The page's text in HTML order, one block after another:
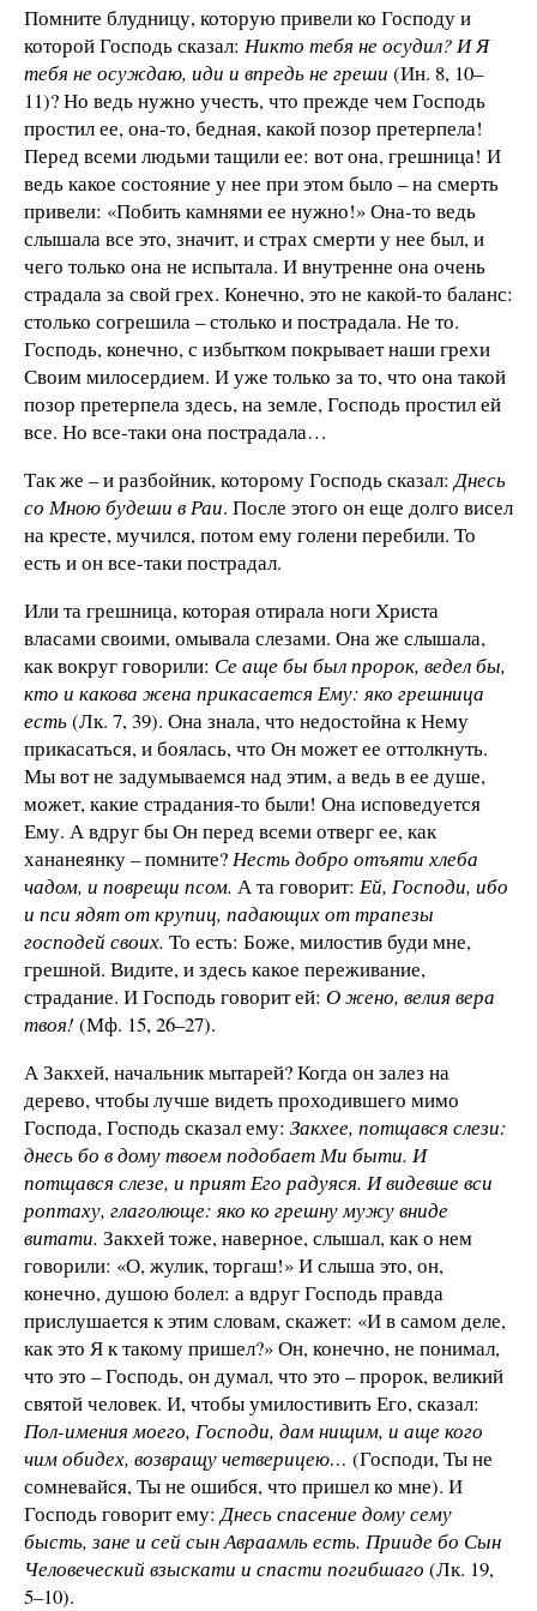
Помните блудницу, которую привели ко Господу и
которой Господь сказал: Никто тебя не осудил? И Я
тебя не осуждаю, иди и впредь не греши (Ин. 8, 10–
11)? Но ведь нужно учесть, что прежде чем Господь
простил ее, она-то, бедная, какой позор претерпела!
Перед всеми людьми тащили ее: вот она, грешница! И
ведь какое состояние у нее при этом было – на смерть
привели: «Побить камнями ее нужно!» Она-то ведь
слышала все это, значит, и страх смерти у нее был, и
чего только она не испытала. И внутренне она очень
страдала за свой грех. Конечно, это не какой-то баланс:
столько согрешила – столько и пострадала. Не то.
Господь, конечно, с избытком покрывает наши грехи
Своим милосердием. И уже только за то, что она такой
позор претерпела здесь, на земле, Господь простил ей
все. Но все-таки она пострадала…
Так же – и разбойник, которому Господь сказал:Днесь
со Мною будеши в Раи. После этого он еще долго висел
на кресте, мучился, потом ему голени перебили. То
есть и он все-таки пострадал.
Или та грешница, которая отирала ноги Христа
власами своими, омывала слезами. Она же слышала,
как вокруг говорили: Се аще бы был пророк, ведел бы,
кто и какова жена прикасается Ему: яко грешница
есть(Лк. 7, 39). Она знала, что недостойна к Нему
прикасаться, и боялась, что Он может ее оттолкнуть.
Мы вот не задумываемся над этим, а ведь в ее душе,
может, какие страдания-то были! Она исповедуется
Ему. А вдруг бы Он перед всеми отверг ее, как
хананеянку – помните?Несть добро отъяти хлеба
чадом, и поврещи псом. А та говорит: Ей, Господи, ибо
и пси ядят от крупиц, падающих от трапезы
господей своих. То есть: Боже, милостив буди мне,
грешной. Видите, и здесь какое переживание,
страдание. И Господь говорит ей: О жено, велия вера
твоя! (Мф. 15, 26–27).
А Закхей, начальник мытарей? Когда он залез на
дерево, чтобы лучше видеть проходившего мимо
Господа, Господь сказал ему: Закхее, потщався слези:
днесь бо в дому твоем подобает Ми быти. И
потщався слезе, и прият Его радуяся. И видевше вси
роптаху, глаголюще: яко ко грешну мужу вниде
витати. Закхей тоже, наверное, слышал, как о нем
говорили: «О, жулик, торгаш!» И слыша это, он,
конечно, душою болел: а вдруг Господь правда
прислушается к этим словам, скажет: «И в самом деле,
как это Я к такому пришел?» Он, конечно, не понимал,
что это – Господь, он думал, что это – пророк, великий
святой человек. И, чтобы умилостивить Его, сказал:
Пол-имения моего, Господи, дам нищим, и аще кого
чим обидех, возвращу четверицею… (Господи, Ты не
сомневайся, Ты не ошибся, что пришел ко мне). И
Господь говорит ему:Днесь спасение дому сему
бысть, зане и сей сын Авраамль есть. Прииде бо Сын
Человеческий взыскати и спасти погибшаго (Лк. 19,
5–10).